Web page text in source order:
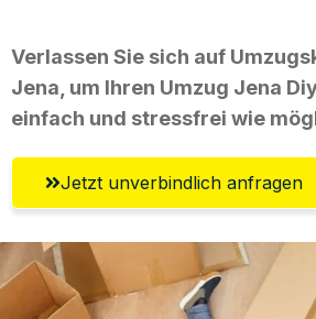
Verlassen Sie sich auf
Jena, um Ihren Umzug Jena
einfach und stressfrei wie
Jetzt unverbindlich anfragen